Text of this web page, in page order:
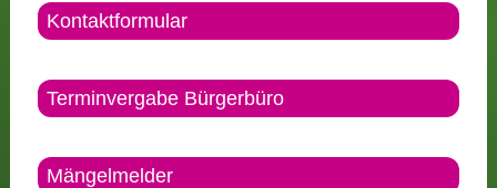
Kontaktformular
Terminvergabe Bürgerbüro
Mängelmelder